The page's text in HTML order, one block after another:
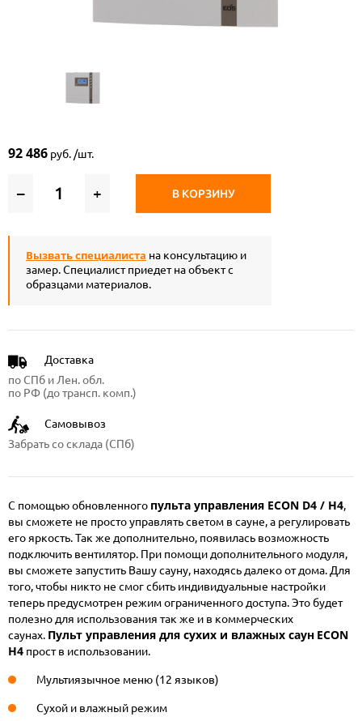
92 486 руб. /шт.
– + В КОРЗИНУ
Вызвать специалиста на консультацию и
замер. Специалист приедет на объект с
образцами материалов.
Доставка
по СПб и Лен. обл.
по РФ (до трансп. комп.)
Самовывоз
Забрать со склада (СПб)
С помощью обновленного пульта управления ECON D4 / H4,
вы сможете не просто управлять светом в сауне, а регулировать
его яркость. Так же дополнительно, появилась возможность
подключить вентилятор. При помощи дополнительного модуля,
вы сможете запустить Вашу сауну, находясь далеко от дома. Для
того, чтобы никто не смог сбить индивидуальные настройки
теперь предусмотрен режим ограниченного доступа. Это будет
полезно для использования так же и в коммерческих
саунах. Пульт управления для сухих и влажных саун ECON
H4 прост в использовании.
Мультиязычное меню (12 языков)
Сухой и влажный режим